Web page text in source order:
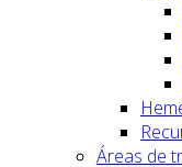
Áreas de